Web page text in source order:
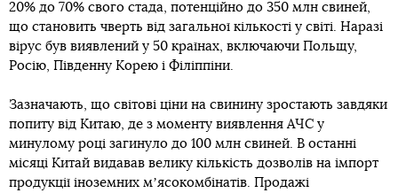
20% до 70% свого стада, потенційно до 350 млн свиней,
що становить чверть від загальної кількості у світі. Наразі
вірус був виявлений у 50 країнах, включаючи Польщу,
Росію, Південну Корею і Філіппіни.
Зазначають, що світові ціни на свинину зростають завдяки
попиту від Китаю, де з моменту виявлення АЧС у
минулому році загинуло до 100 млн свиней. В останні
місяці Китай видавав велику кількість дозволів на імпорт
продукції іноземних мʼясокомбінатів. Продажі